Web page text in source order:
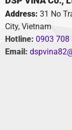
Address: 31 No
City, Vietnam
Hotline: 0903 708
Email: